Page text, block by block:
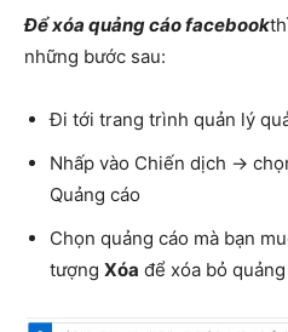
Để xóa quảng cáo facebook
những bước sau:
Đi tới trang trình quản lý
Nhấp vào Chiến dịch ->
Quảng cáo
Chọn quảng cáo mà bạn
tượng Xóa để xóa bỏ